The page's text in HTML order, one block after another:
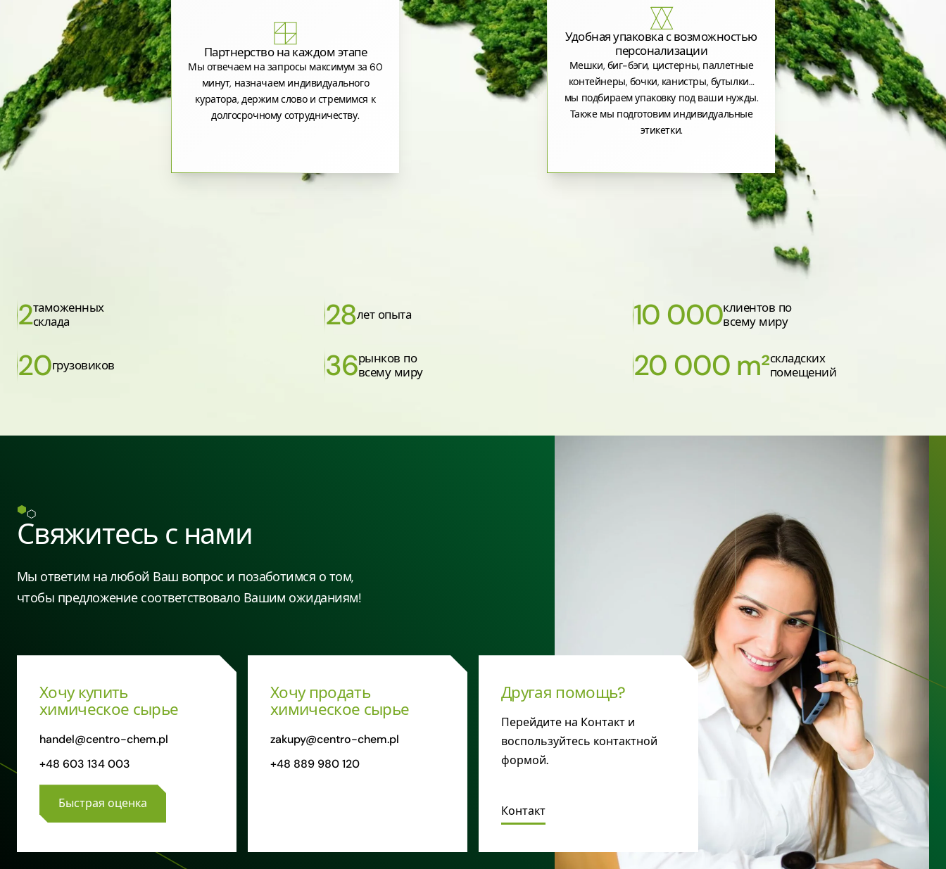
Партнерство на каждом этапе
Мы отвечаем на запросы максимум за 60
минут, назначаем индивидуального
куратора, держим слово и стремимся к
долгосрочному сотрудничеству.
Удобная упаковка с возможностью
персонализации
Мешки, биг-бэги, цистерны, паллетные
контейнеры, бочки, канистры, бутылки…
мы подбираем упаковку под ваши нужды.
Также мы подготовим индивидуальные
этикетки.
2таможенных
склада
28лет опыта 10 000клиентов по
всему миру
20грузовиков 36рынков по
всему миру
20 000 m²складских
помещений
Свяжитесь с нами
Мы ответим на любой Ваш вопрос и позаботимся о том,
чтобы предложение соответствовало Вашим ожиданиям!
Хочу купить
химическое сырье
handel@centro-chem.pl
+48 603 134 003
Быстрая оценка
Хочу продать
химическое сырье
zakupy@centro-chem.pl
+48 889 980 120
Другая помощь?
Перейдите на Контакт и
воспользуйтесь контактной
формой.
Контакт